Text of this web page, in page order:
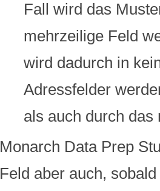
Fall wird das
mehrzeilige Feld
wird dadurch in
Adressfelder
als auch durch
Monarch Data Prep
Feld aber auch,